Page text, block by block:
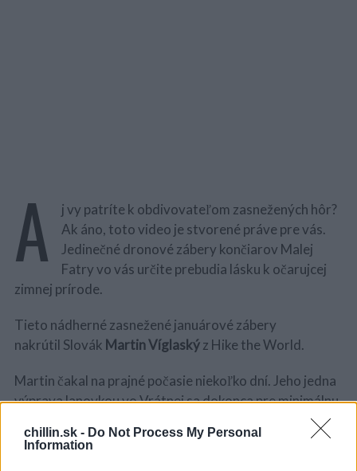
chillin.sk - Do Not Process My Personal
Information
A
j vy patríte k obdivovateľom zasnežených hôr?
Ak áno, toto video je stvorené práve pre vás.
Jedinečné dronové zábery končiarov Malej
Fatry vo vás určite prebudia lásku k očarujcej
zimnej prírode.
Tieto nádherné zasnežené januárové zábery
nakrútil Slovák Martin Víglaskýz Hike the World.
Martin čakal na prajné počasie niekoľko dní. Jeho jedna
výprava lanovkou vo Vrátnej sa dokonca pre minimálnu
viditeľnosť a silný vietor neuskutočnila. Nakoniec však
počasie14. januáravyšlo a tak sa mohol vydať z